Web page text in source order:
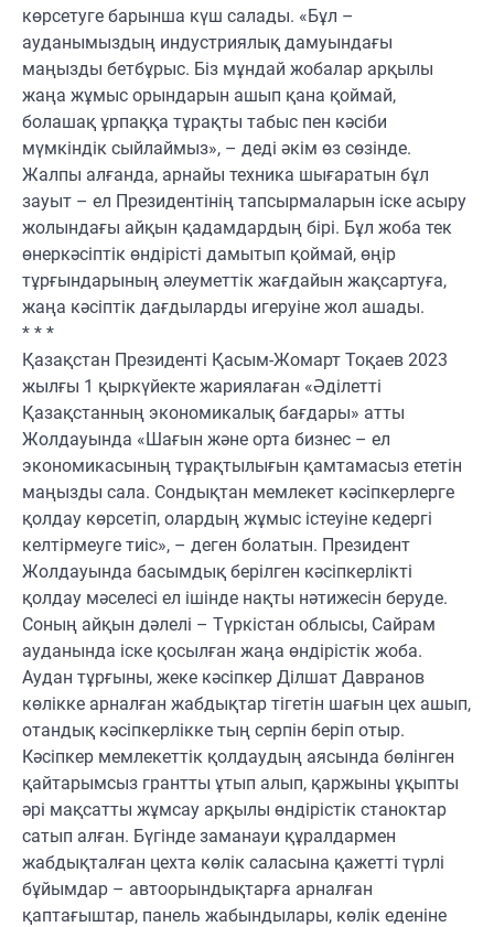
көрсетуге барынша күш салады. «Бұл –
ауданымыздың индустриялық дамуындағы
маңызды бетбұрыс. Біз мұндай жобалар арқылы
жаңа жұмыс орындарын ашып қана қоймай,
болашақ ұрпаққа тұрақты табыс пен кәсіби
мүмкіндік сыйлаймыз», – деді әкім өз сөзінде.
Жалпы алғанда, арнайы техника шығаратын бұл
зауыт – ел Президентінің тапсырмаларын іске асыру
жолындағы айқын қадамдардың бірі. Бұл жоба тек
өнеркәсіптік өндірісті дамытып қоймай, өңір
тұрғындарының әлеуметтік жағдайын жақсартуға,
жаңа кәсіптік дағдыларды игеруіне жол ашады.
* * *
Қазақстан Президенті Қасым-Жомарт Тоқаев 2023
жылғы 1 қыркүйекте жариялаған «Әділетті
Қазақстанның экономикалық бағдары» атты
Жолдауында «Шағын және орта бизнес – ел
экономикасының тұрақтылығын қамтамасыз ететін
маңызды сала. Сондықтан мемлекет кәсіпкерлерге
қолдау көрсетіп, олардың жұмыс істеуіне кедергі
келтірмеуге тиіс», – деген болатын. Президент
Жолдауында басымдық берілген кәсіпкерлікті
қолдау мәселесі ел ішінде нақты нәтижесін беруде.
Соның айқын дәлелі – Түркістан облысы, Сайрам
ауданында іске қосылған жаңа өндірістік жоба.
Аудан тұрғыны, жеке кәсіпкер Ділшат Давранов
көлікке арналған жабдықтар тігетін шағын цех ашып,
отандық кәсіпкерлікке тың серпін беріп отыр.
Кәсіпкер мемлекеттік қолдаудың аясында бөлінген
қайтарымсыз грантты ұтып алып, қаржыны ұқыпты
әрі мақсатты жұмсау арқылы өндірістік станоктар
сатып алған. Бүгінде заманауи құралдармен
жабдықталған цехта көлік саласына қажетті түрлі
бұйымдар – автоорындықтарға арналған
қаптағыштар, панель жабындылары, көлік еденіне